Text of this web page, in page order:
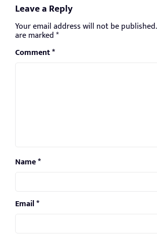
Leave a Reply
Your email address will not be published.
are marked*
Comment*
Name*
Email*